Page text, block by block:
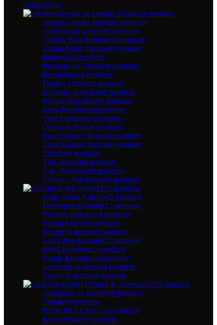
All products
Bayrak ve Display Ürünler0 products
Alpaka Gönder Bayrak0 products
Alüminyum Çerçeve0 products
Atatürk Bina Posterleri0 products
Ayaklı Poster Panolar0 products
Bannerlar0 products
Bariyeler ve Direkler0 products
Broşürlükler0 products
Display Ürünler0 products
Kırlangıç Bayraklar0 products
Makam Bayrakları0 products
Masa Bayrakları0 products
Okul Flamaları0 products
Örümcek Stand0 products
Raşel Gönder Bayrak0 products
Saten Gönder Bayrak0 products
Standlar0 products
Türk Bayrağı0 products
Ülke Bayrakları0 products
Yelken – Plaj Bayrak0 products
Kalemler122 products
Doğa Dostu Kalemler5 products
Dreampen Kalemler13 products
Fosforlu Kalemler4 products
Kalem Setleri18 products
Kurşun Kalemler0 products
Lecce Pen Kalemler23 products
Metal Kalemler25 products
Plastik Kalemler26 products
Schneider Kalemler4 products
Spiralli Kalemler4 products
Kişisel Ürünler & Aksesuarlar20 products
Anahtarlık ve Rozetler0 products
Aynalar0 products
HAM BEZ ÇANTA0 products
Kartvizitlikler0 products